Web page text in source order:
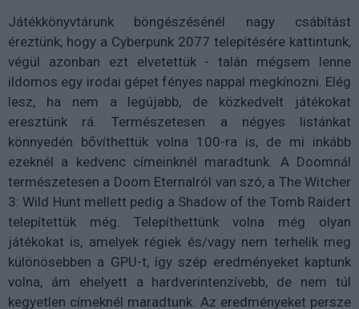
Játékkönyvtárunk böngészésénél nagy csábítást
éreztünk, hogy a Cyberpunk 2077 telepítésére kattintunk,
végül azonban ezt elvetettük - talán mégsem lenne
ildomos egy irodai gépet fényes nappal megkínozni. Elég
lesz, ha nem a legújabb, de közkedvelt játékokat
eresztünk rá. Természetesen a négyes listánkat
könnyedén bővíthettük volna 100-ra is, de mi inkább
ezeknél a kedvenc címeinknél maradtunk. A Doomnál
természetesen a Doom Eternalról van szó, a The Witcher
3: Wild Hunt mellett pedig a Shadow of the Tomb Raidert
telepítettük még. Telepíthettünk volna még olyan
játékokat is, amelyek régiek és/vagy nem terhelik meg
különösebben a GPU-t, így szép eredményeket kaptunk
volna, ám ehelyett a hardverintenzívebb, de nem túl
kegyetlen címeknél maradtunk. Az eredményeket persze